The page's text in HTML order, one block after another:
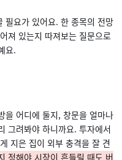
필요가 있어요. 한 종목의 전망
져 있는지 따져보는 질문으로
요.
을 어디에 둘지, 창문을 얼마나
그려봐야 하니까요. 투자에서
지은 집이 외부 충격을 잘 견
정해야 시장이 흔들릴 때도 버